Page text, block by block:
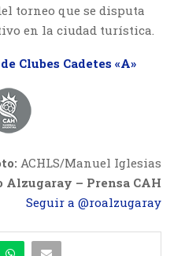
torneo que se disputa
en la ciudad turística.
Clubes Cadetes «A»
ACHLS/Manuel Iglesias
Alzugaray – Prensa CAH
Seguir a @roalzugaray